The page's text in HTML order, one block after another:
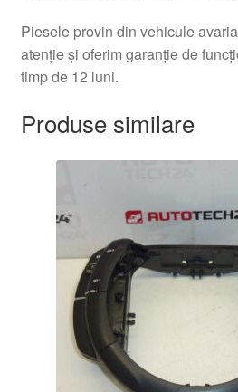
Piesele provin din vehicule
atenție și oferim garanție de
timp de 12 luni.
Produse similare